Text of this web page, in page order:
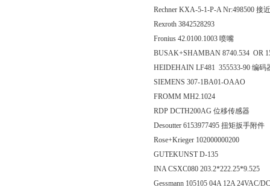
Rechner KXA-5-1-P-A Nr:498500 接
Rexroth 3842528293
Fronius 42.0100.1003 喷嘴
BUSAK+SHAMBAN 8740.534 OR
HEIDEHAIN LF481 355533-90 编码
SIEMENS 307-1BA01-OAAO
FROMM MH2.1024
RDP DCTH200AG 位移传感器
Desoutter 6153977495 扭矩扳手附件
Rose+Krieger 102000000200
GUTEKUNST D-135
INA CSXC080 203.2*222.25*9.525
Gessmann 105105 04A 12A 24VAC/